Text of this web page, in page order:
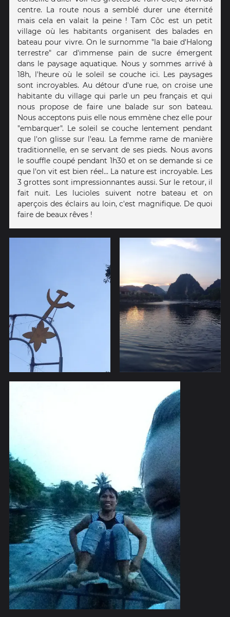
centre. La route nous a semblé durer une éternité
mais cela en valait la peine ! Tam Côc est un petit
village où les habitants organisent des balades en
bateau pour vivre. On le surnomme "la baie d'Halong
terrestre" car d'immense pain de sucre émergent
dans le paysage aquatique. Nous y sommes arrivé à
18h, l'heure où le soleil se couche ici. Les paysages
sont incroyables. Au détour d'une rue, on croise une
habitante du village qui parle un peu français et qui
nous propose de faire une balade sur son bateau.
Nous acceptons puis elle nous emmène chez elle pour
"embarquer". Le soleil se couche lentement pendant
que l'on glisse sur l'eau. La femme rame de manière
traditionnelle, en se servant de ses pieds. Nous avons
le souffle coupé pendant 1h30 et on se demande si ce
que l'on vit est bien réel... La nature est incroyable. Les
3 grottes sont impressionnantes aussi. Sur le retour, il
fait nuit. Les lucioles suivent notre bateau et on
aperçois des éclairs au loin, c'est magnifique. De quoi
faire de beaux rêves !